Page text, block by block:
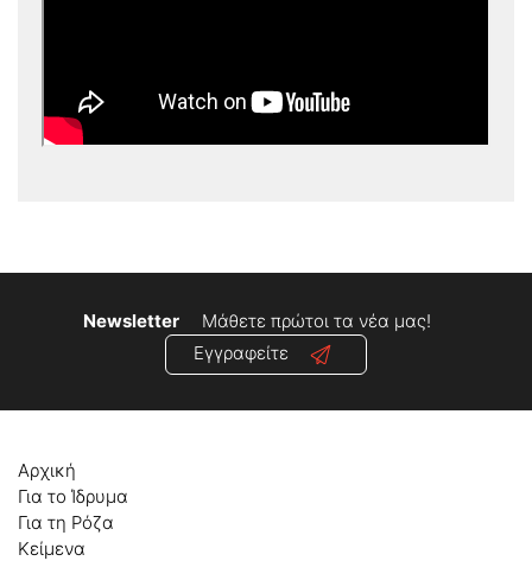
Newsletter
Μάθετε πρώτοι τα νέα μας!
Εγγραφείτε
Αρχική
Για το Ίδρυμα
Για τη Ρόζα
Κείμενα